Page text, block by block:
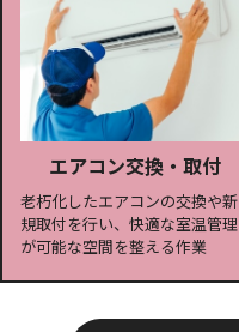
エアコン交換・取付
老朽化したエアコンの交換や新
規取付を行い、快適な室温管理
が可能な空間を整える作業